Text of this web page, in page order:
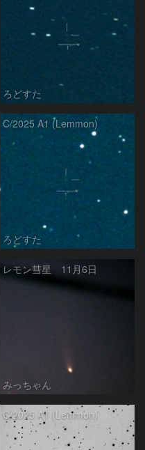
ろどすた
C/2025 A1 (Lemmon)
ろどすた
レモン彗星 11月6日
みっちゃん
C/2025 A1 (Lemmon)